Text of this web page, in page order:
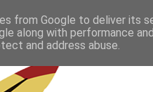
from Google to deliver its
along with performance
and address abuse.